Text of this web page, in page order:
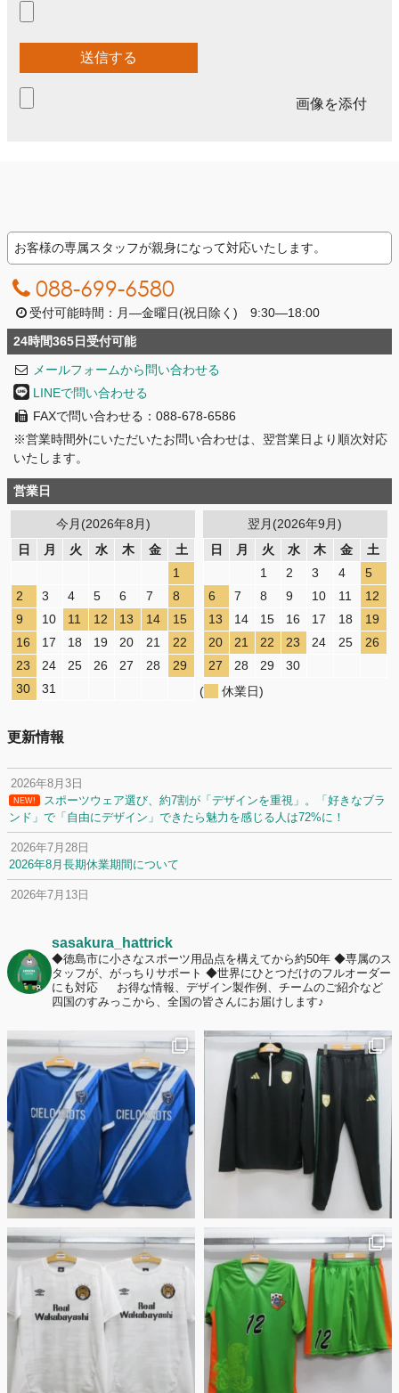
画像を添付
お客様の専属スタッフが親身になって対応いたします。
088-699-6580
受付可能時間：月―金曜日(祝日除く) 9:30―18:00
24時間365日受付可能
メールフォームから問い合わせる
LINEで問い合わせる
FAXで問い合わせる：088-678-6586
※営業時間外にいただいたお問い合わせは、翌営業日より順次対応
いたします。
営業日
今月(2026年8月)
日
月 火 水 木 金
土
1
2
3 4 5 6 7
8
9
10 11 12 13 14
15
16
17 18 19 20 21
22
23
24 25 26 27 28
29
30
31
翌月(2026年9月)
日
月 火 水 木 金
土
1
2 3 4
5
6
7 8 9 10 11
12
13
14 15 16 17 18
19
20
21 22 23 24 25
26
27
28 29
30
(
休業日)
更新情報
2026年8月3日
NEW!
スポーツウェア選び、約7割が「デザインを重視」。「好きなブラ
ンド」で「自由にデザイン」できたら魅力を感じる人は72%に！
2026年7月28日
2026年8月長期休業期間について
2026年7月13日
2026年7月2日
名前入りユニフォームで子どもの自信が「プラスになった」と感じた保
護者は約67%！「やや高いと感じたが納得して購入した」と価値を実感
する声も32.7%に！
応援ユニフォーム、約53％が「会場に一体感があってよい」と回答。チ
ームへの愛情が伝わる応援スタイルとは？
sasakura_hattrick
◆徳島市に小さなスポーツ用品点を構えてから約50年 ◆専属のス
タッフが、がっちりサポート ◆世界にひとつだけのフルオーダー
にも対応
お得な情報、デザイン製作例、チームのご紹介など
四国のすみっこから、全国の皆さんにお届けします♪